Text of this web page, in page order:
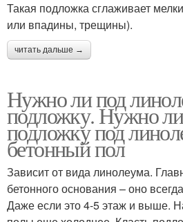
Такая подложка сглаживает
или впадины, трещины).
читать дальше →
Нужно ли под
подложку. Нужно
подложку под
бетонный пол
Зависит от вида линолеума.
бетонного основания – оно
Даже если это 4-5 этаж и выше.